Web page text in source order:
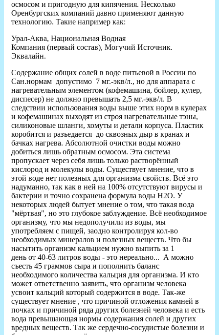
осмосом и пригодную для кипячения. Несколько
Оренбургских компаний давно применяют данную
технологию. Такие например как:
Урал-Аква, Национальная Водная
Компания (первый состав), Могучий Источник.
Эквалайн.
Содержание общих солей в воде питьевой в России по
Сан.нормам допустимо 7 мг.-экв/л., но для аппарата с
нагревательным элементом (кофемашина, бойлер, кулер,
диспесер) не должно превышать 2,5 мг.-экв/л. В
следствии использования воды выше этих норм в кулерах
и кофемашинах выходят из строя нагревательные тэны,
силиконовые шланги, хомуты и детали корпуса. Пластик
коробится и разъедается до сквозных дыр в кранах и
бачках нагрева. Абсолютной очистки воды можно
добиться лишь обратным осмосом. Эта система
пропускает через себя лишь только растворённый
кислород и молекулы воды. Существует мнение, что в
этой воде нет полезных для организма свойств. Всё это
надуманно, так как в ней на 100% отсутствуют вирусы и
бактерии и точно сохранена формула воды H2O. У
некоторых людей бытует мнение о том, что такая вода
"мёртвая", но это глубокое заблуждение. Всё необходимое
организму, что мы недополучили из воды, мы
употребляем с пищей, заодно контролируя кол-во
необходимых минералов и полезных веществ. Что бы
насытить организм кальцием нужно выпить за 1
день от 40-63 литров воды - это нереально... А можно
съесть 45 граммов сыра и пополнить баланс
необходимого количества кальция для организма. И кто
может ответственно заявить, что организм человека
усвоит кальций который содержится в воде. Так-же
существует мнение , что причиной отложения камней в
почках и причиной ряда других болезней человека и есть
вода превышающая нормы содержания солей и других
вредных веществ. Так же сердечно-сосудистые болезни и